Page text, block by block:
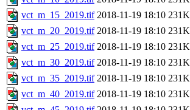
vct_m_15_2019.tif 2018-11-19 18:10 231K
vct_m_20_2019.tif 2018-11-19 18:10 231K
vct_m_25_2019.tif 2018-11-19 18:10 231K
vct_m_30_2019.tif 2018-11-19 18:10 231K
vct_m_35_2019.tif 2018-11-19 18:10 231K
vct_m_40_2019.tif 2018-11-19 18:10 231K